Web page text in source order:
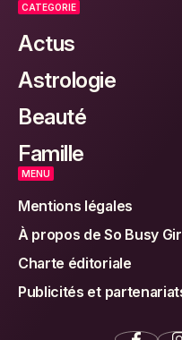
CATEGORIE
Actus
Astrologie
Beauté
Famille
MENU
Mentions légales
À propos de So Busy
Charte éditoriale
Publicités et